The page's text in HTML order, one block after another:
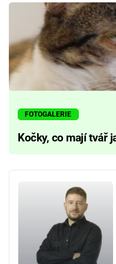
FOTOGALERIE
Kočky, co mají tvář